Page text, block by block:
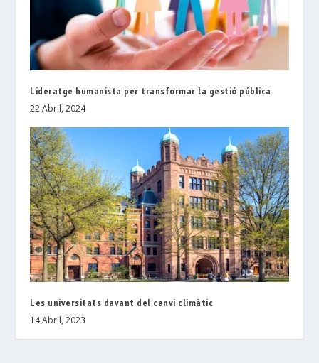
Lideratge humanista per transformar la gestió pública
22 Abril, 2024
Les universitats davant del canvi climàtic
14 Abril, 2023